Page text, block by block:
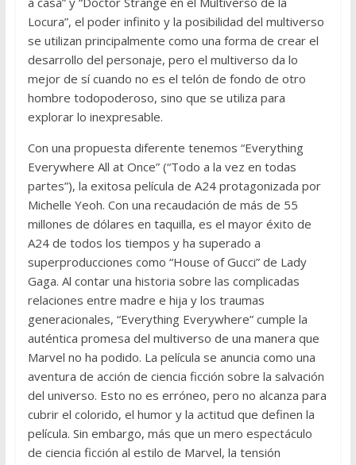
Locura”, el poder infinito y la posibilidad del multiverso
se utilizan principalmente como una forma de crear el
desarrollo del personaje, pero el multiverso da lo
mejor de sí cuando no es el telón de fondo de otro
hombre todopoderoso, sino que se utiliza para
explorar lo inexpresable.
Con una propuesta diferente tenemos “Everything
Everywhere All at Once” (“Todo a la vez en todas
partes”), la exitosa película de A24 protagonizada por
Michelle Yeoh. Con una recaudación de más de 55
millones de dólares en taquilla, es el mayor éxito de
A24 de todos los tiempos y ha superado a
superproducciones como “House of Gucci” de Lady
Gaga. Al contar una historia sobre las complicadas
relaciones entre madre e hija y los traumas
generacionales, “Everything Everywhere” cumple la
auténtica promesa del multiverso de una manera que
Marvel no ha podido. La película se anuncia como una
aventura de acción de ciencia ficción sobre la salvación
del universo. Esto no es erróneo, pero no alcanza para
cubrir el colorido, el humor y la actitud que definen la
película. Sin embargo, más que un mero espectáculo
de ciencia ficción al estilo de Marvel, la tensión